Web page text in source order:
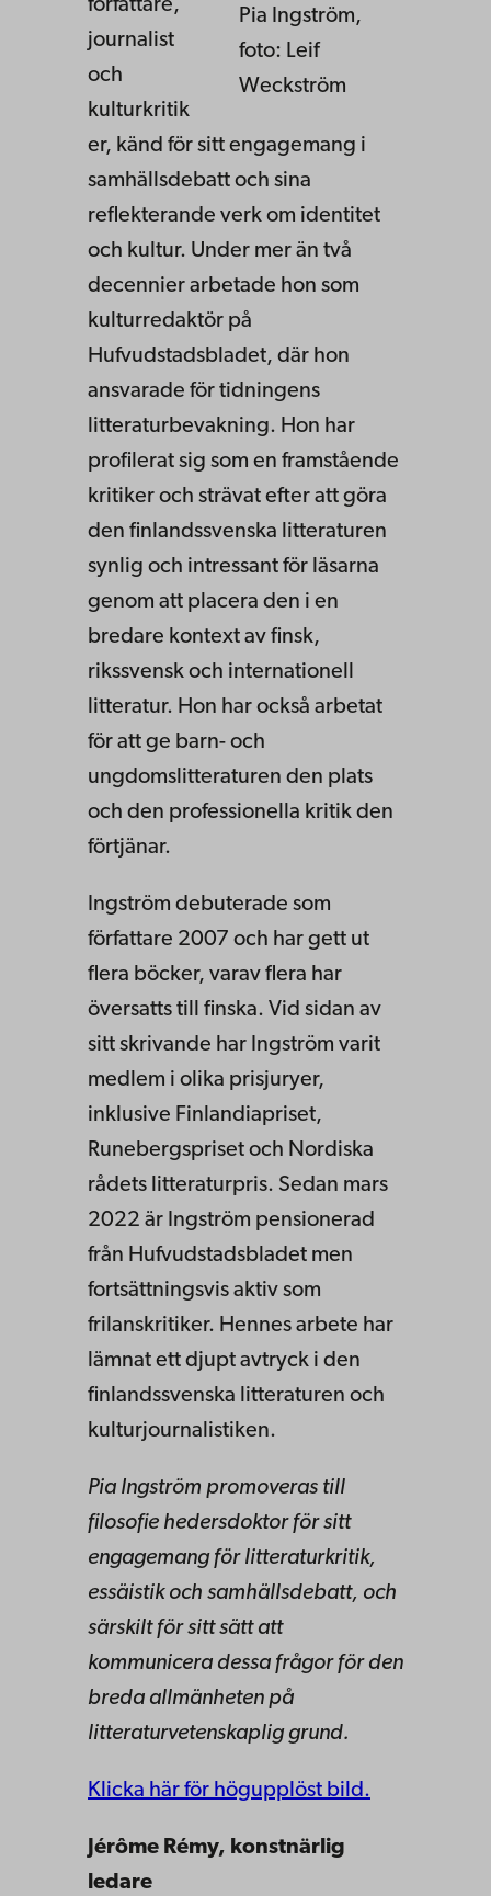
Pia Ingström,
foto: Leif
Weckström
författare,
journalist
och
kulturkritik
er, känd för sitt engagemang i
samhällsdebatt och sina
reflekterande verk om identitet
och kultur. Under mer än två
decennier arbetade hon som
kulturredaktör på
Hufvudstadsbladet, där hon
ansvarade för tidningens
litteraturbevakning. Hon har
profilerat sig som en framstående
kritiker och strävat efter att göra
den finlandssvenska litteraturen
synlig och intressant för läsarna
genom att placera den i en
bredare kontext av finsk,
rikssvensk och internationell
litteratur. Hon har också arbetat
för att ge barn- och
ungdomslitteraturen den plats
och den professionella kritik den
förtjänar.
Ingström debuterade som
författare 2007 och har gett ut
flera böcker, varav flera har
översatts till finska. Vid sidan av
sitt skrivande har Ingström varit
medlem i olika prisjuryer,
inklusive Finlandiapriset,
Runebergspriset och Nordiska
rådets litteraturpris. Sedan mars
2022 är Ingström pensionerad
från Hufvudstadsbladet men
fortsättningsvis aktiv som
frilanskritiker. Hennes arbete har
lämnat ett djupt avtryck i den
finlandssvenska litteraturen och
kulturjournalistiken.
Pia Ingström promoveras till
filosofie hedersdoktor för sitt
engagemang för litteraturkritik,
essäistik och samhällsdebatt, och
särskilt för sitt sätt att
kommunicera dessa frågor för den
breda allmänheten på
litteraturvetenskaplig grund.
Klicka här för högupplöst bild.
Jérôme Rémy, konstnärlig
ledare